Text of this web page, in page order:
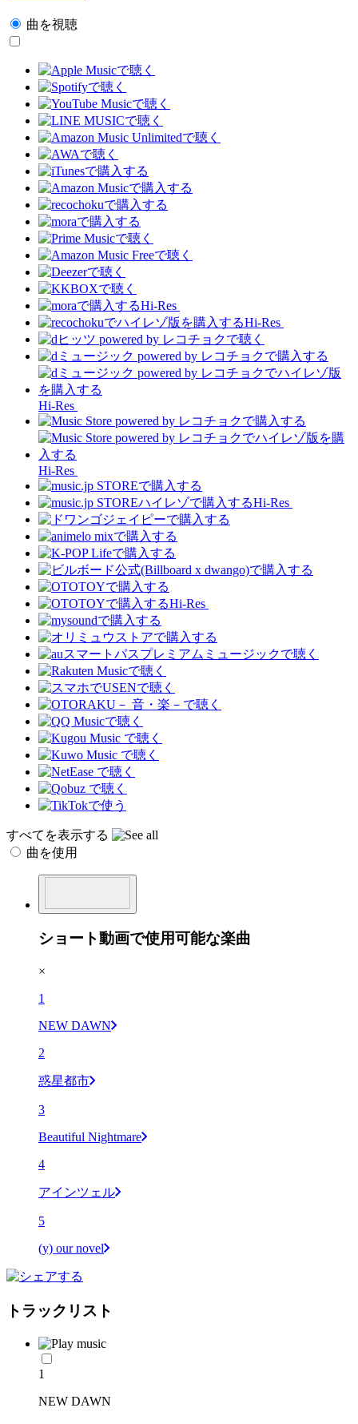
曲を視聴
Hi-Res
Hi-Res
Hi-Res
Hi-Res
Hi-Res
Hi-Res
すべてを表示する
曲を使用
ショート動画で使用可能な楽曲
×
1
NEW DAWN
2
惑星都市
3
Beautiful Nightmare
4
アインツェル
5
(y) our novel
トラックリスト
1
NEW DAWN